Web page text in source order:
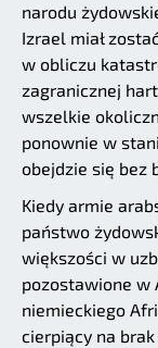
narodu
Izrael miał
w obliczu
zagranicznej
wszelkie
ponownie w
obejdzie się bez
Kiedy armie
państwo
większości w
pozostawione w
niemieckiego
cierpiący na